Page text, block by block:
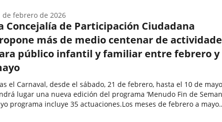
Concejalía de Participación Ciudadana
más de medio centenar de
público infantil y familiar entre febrero y
el Carnaval, desde el sábado, 21 de febrero, hasta el 10 de
lugar una nueva edición del programa ‘Menudo Fin de
programa incluye 35 actuaciones.Los meses de febrero a mayo
de febrero de 2026